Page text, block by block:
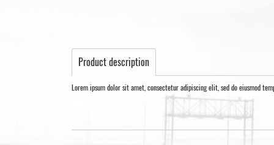
Product description
Lorem ipsum dolor sit amet, consectetur adipiscing elit, sed do eiusmod